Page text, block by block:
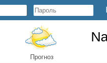
Прогноз